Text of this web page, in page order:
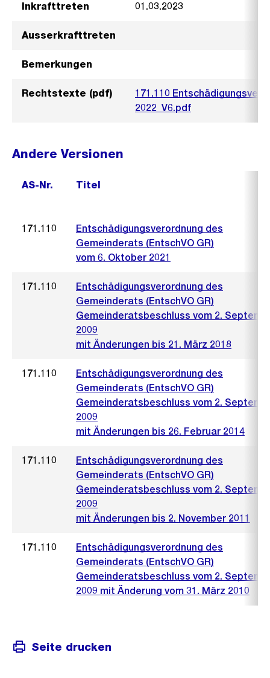
Inkrafttreten 01.03.2023
Ausserkrafttreten
Bemerkungen
Rechtstexte (pdf)
171.110
2022_V6.pdf
Andere Versionen
AS-Nr. Titel
171.110
Entschädigungsverordnung des
Gemeinderats (EntschVO GR)
vom 6. Oktober 2021
171.110
Entschädigungsverordnung des
Gemeinderats (EntschVO GR)
Gemeinderatsbeschluss vom 2.
2009
mit Änderungen bis 21. März 2018
171.110
Entschädigungsverordnung des
Gemeinderats (EntschVO GR)
Gemeinderatsbeschluss vom 2.
2009
mit Änderungen bis 26. Februar 2014
171.110
Entschädigungsverordnung des
Gemeinderats (EntschVO GR)
Gemeinderatsbeschluss vom 2.
2009
mit Änderungen bis 2. November 2011
171.110
Entschädigungsverordnung des
Gemeinderats (EntschVO GR)
Gemeinderatsbeschluss vom 2.
2009 mit Änderung vom 31. März 2010
Seite drucken